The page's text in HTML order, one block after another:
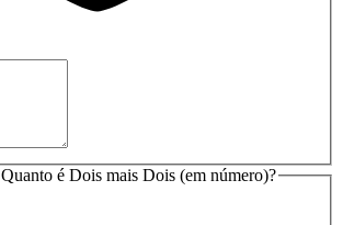
Quanto é Dois mais Dois (em número)?